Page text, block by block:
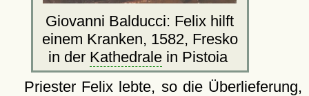
Giovanni Balducci: Felix hilft
einem Kranken, 1582, Fresko
in der Kathedralein Pistoia
Priester Felix lebte, so die Überlieferung,